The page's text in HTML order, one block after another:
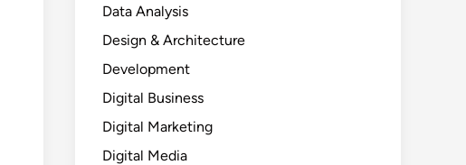
Data Analysis
Design & Architecture
Development
Digital Business
Digital Marketing
Digital Media